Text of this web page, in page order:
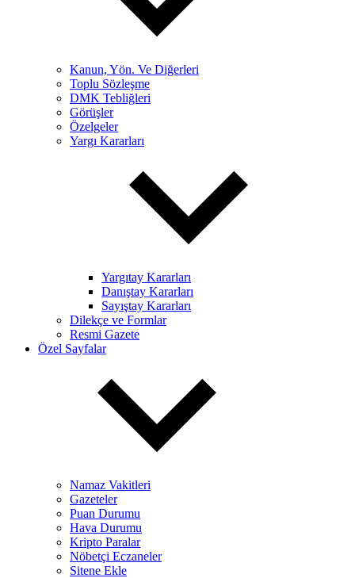
Kanun, Yön. Ve Diğerleri
Toplu Sözleşme
DMK Tebliğleri
Görüşler
Özelgeler
Yargı Kararları
Yargıtay Kararları
Danıştay Kararları
Sayıştay Kararları
Dilekçe ve Formlar
Resmi Gazete
Özel Sayfalar
Namaz Vakitleri
Gazeteler
Puan Durumu
Hava Durumu
Kripto Paralar
Nöbetçi Eczaneler
Sitene Ekle